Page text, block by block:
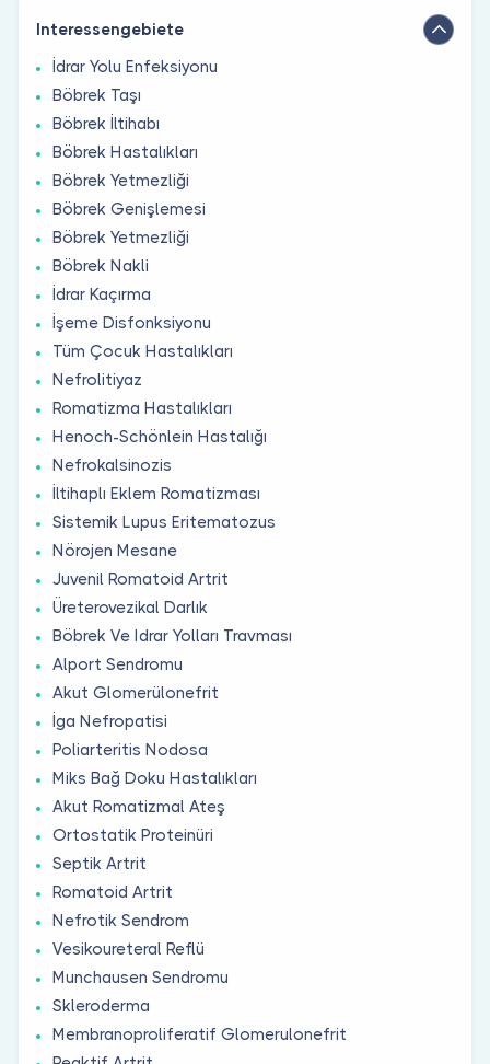
Interessengebiete
İdrar Yolu Enfeksiyonu
Böbrek Taşı
Böbrek İltihabı
Böbrek Hastalıkları
Böbrek Yetmezliği
Böbrek Genişlemesi
Böbrek Yetmezliği
Böbrek Nakli
İdrar Kaçırma
İşeme Disfonksiyonu
Tüm Çocuk Hastalıkları
Nefrolitiyaz
Romatizma Hastalıkları
Henoch-Schönlein Hastalığı
Nefrokalsinozis
İltihaplı Eklem Romatizması
Sistemik Lupus Eritematozus
Nörojen Mesane
Juvenil Romatoid Artrit
Üreterovezikal Darlık
Böbrek Ve Idrar Yolları Travması
Alport Sendromu
Akut Glomerülonefrit
İga Nefropatisi
Poliarteritis Nodosa
Miks Bağ Doku Hastalıkları
Akut Romatizmal Ateş
Ortostatik Proteinüri
Septik Artrit
Romatoid Artrit
Nefrotik Sendrom
Vesikoureteral Reflü
Munchausen Sendromu
Skleroderma
Membranoproliferatif Glomerulonefrit